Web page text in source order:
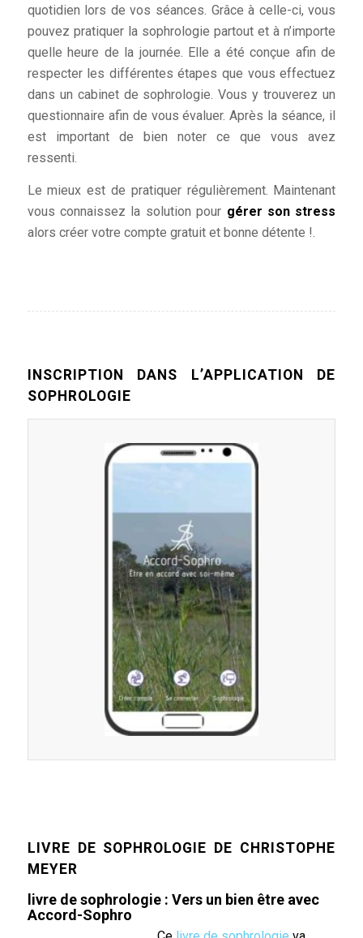
quotidien lors de vos séances. Grâce à celle-ci, vous
pouvez pratiquer la sophrologie partout et à n’importe
quelle heure de la journée. Elle a été conçue afin de
respecter les différentes étapes que vous effectuez
dans un cabinet de sophrologie. Vous y trouverez un
questionnaire afin de vous évaluer. Après la séance, il
est important de bien noter ce que vous avez
ressenti.
Le mieux est de pratiquer régulièrement. Maintenant
vous connaissez la solution pour gérer son stress
alors créer votre compte gratuit et bonne détente !.
INSCRIPTION DANS L’APPLICATION DE
SOPHROLOGIE
LIVRE DE SOPHROLOGIE DE CHRISTOPHE
MEYER
livre de sophrologie : Vers un bien être avec
Accord-Sophro